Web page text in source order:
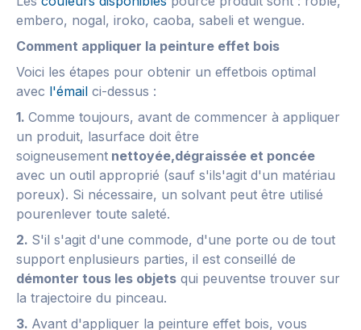
embero, nogal, iroko, caoba, sabeli et wengue.
Comment appliquer la peinture effet bois
Voici les étapes pour obtenir un effetbois optimal
avec l'émail ci-dessus :
1. Comme toujours, avant de commencer à appliquer
un produit, lasurface doit être
soigneusement nettoyée,dégraissée et poncée
avec un outil approprié (sauf s'ils'agit d'un matériau
poreux). Si nécessaire, un solvant peut être utilisé
pourenlever toute saleté.
2. S'il s'agit d'une commode, d'une porte ou de tout
support enplusieurs parties, il est conseillé de
démonter tous les objets qui peuventse trouver sur
la trajectoire du pinceau.
3. Avant d'appliquer la peinture effet bois, vous